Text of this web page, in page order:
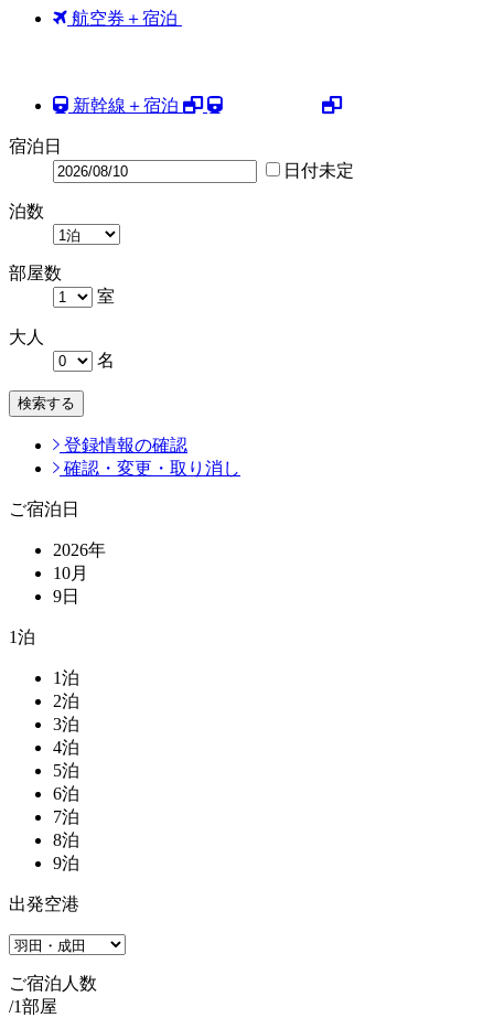
航空券＋宿泊
新幹線＋宿泊
宿泊日
日付未定
泊数
部屋数
室
大人
名
検索する
登録情報の確認
確認・変更・取り消し
ご宿泊日
2026年
10月
9日
1泊
1泊
2泊
3泊
4泊
5泊
6泊
7泊
8泊
9泊
出発空港
ご宿泊人数
/1部屋